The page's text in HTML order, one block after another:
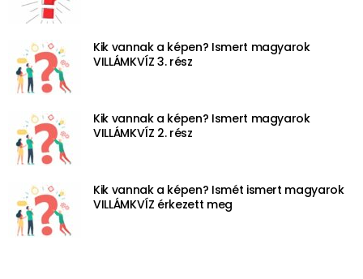
Kik vannak a képen? Ismert magyarok
VILLÁMKVÍZ 3. rész
Kik vannak a képen? Ismert magyarok
VILLÁMKVÍZ 2. rész
Kik vannak a képen? Ismét ismert magyarok
VILLÁMKVÍZ érkezett meg